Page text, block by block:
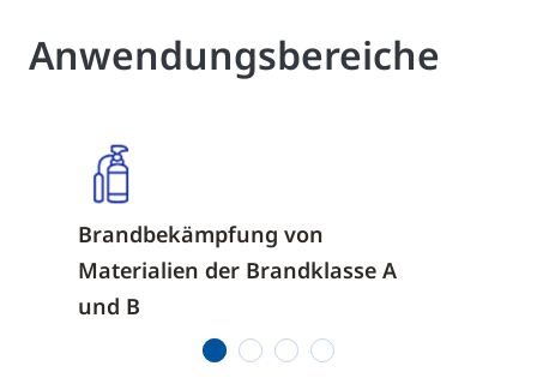
Anwendungsbereiche
Brandbekämpfung von
Materialien der Brandklasse A
und B